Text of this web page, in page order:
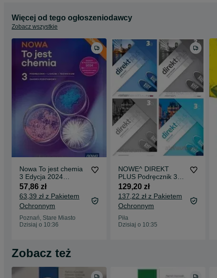
Więcej od tego ogłoszeniodawcy
Zobacz wszystkie
Nowa To jest chemia
3 Edycja 2024
Podręcznik
Podstawowy Nowa
Era
57,86 zł
63,39 zł z Pakietem
Ochronnym
Poznań, Stare Miasto
Dzisiaj o 10:36
NOWE^ DIREKT
PLUS Podręcznik 3A i
3B oraz Ćwiczenia 3A
i 3B
129,20 zł
137,22 zł z Pakietem
Ochronnym
Piła
Dzisiaj o 10:35
Zobacz też